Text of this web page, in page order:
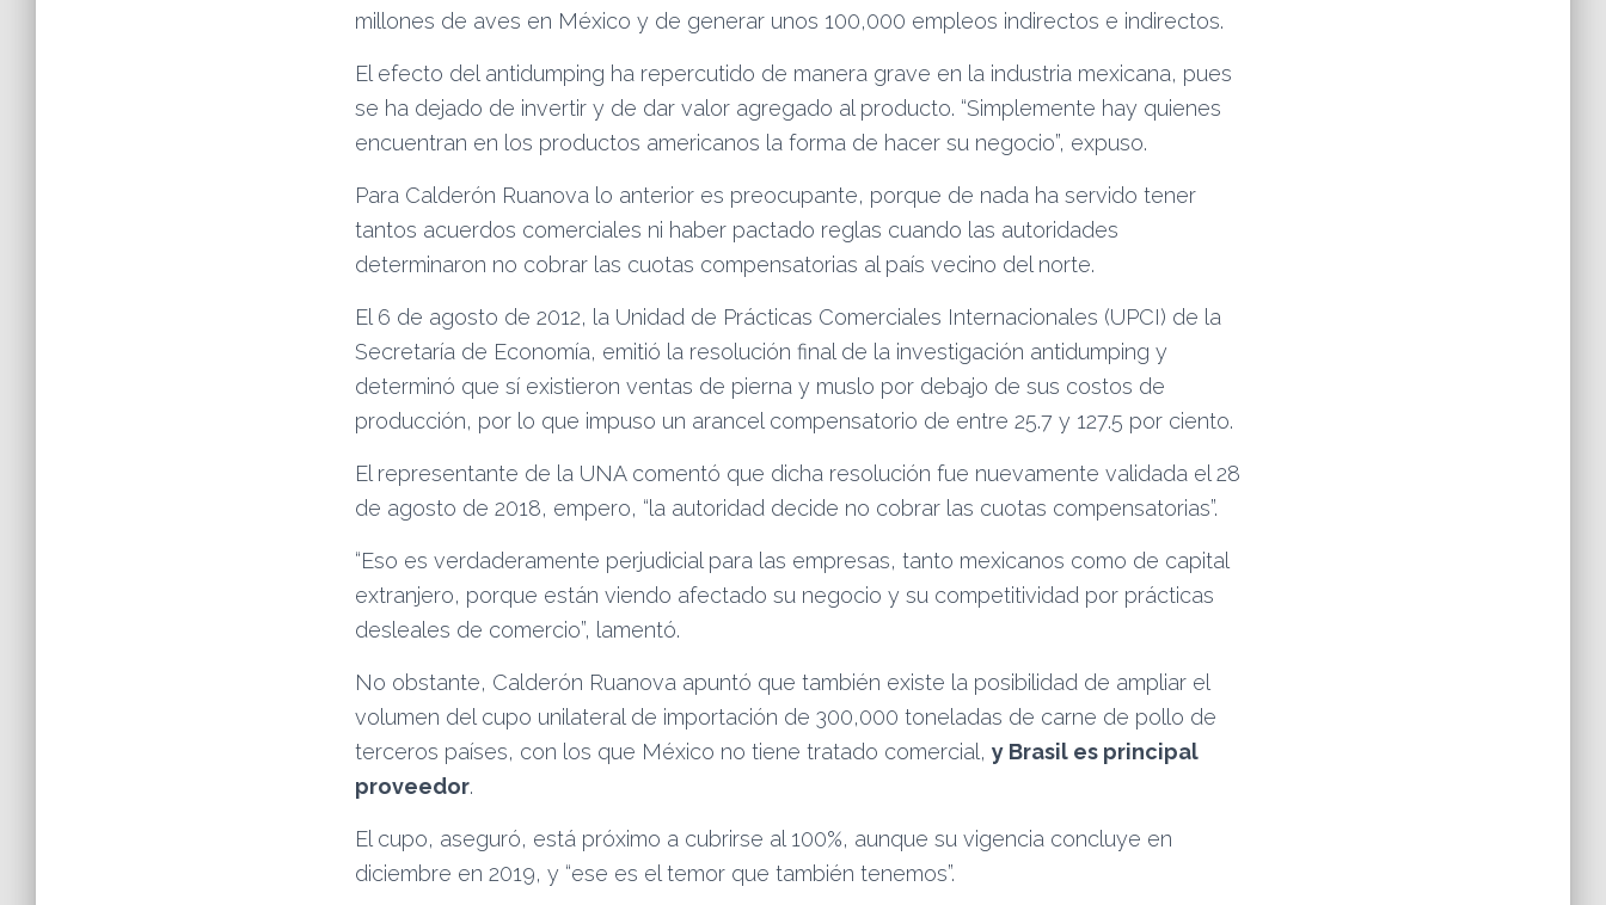
millones de aves en México y de generar unos 100,000 empleos indirectos e indirectos.
El efecto del antidumping ha repercutido de manera grave en la industria mexicana, pues
se ha dejado de invertir y de dar valor agregado al producto. “Simplemente hay quienes
encuentran en los productos americanos la forma de hacer su negocio”, expuso.
Para Calderón Ruanova lo anterior es preocupante, porque de nada ha servido tener
tantos acuerdos comerciales ni haber pactado reglas cuando las autoridades
determinaron no cobrar las cuotas compensatorias al país vecino del norte.
El 6 de agosto de 2012, la Unidad de Prácticas Comerciales Internacionales (UPCI) de la
Secretaría de Economía, emitió la resolución final de la investigación antidumping y
determinó que sí existieron ventas de pierna y muslo por debajo de sus costos de
producción, por lo que impuso un arancel compensatorio de entre 25.7 y 127.5 por ciento.
El representante de la UNA comentó que dicha resolución fue nuevamente validada el 28
de agosto de 2018, empero, “la autoridad decide no cobrar las cuotas compensatorias”.
“Eso es verdaderamente perjudicial para las empresas, tanto mexicanos como de capital
extranjero, porque están viendo afectado su negocio y su competitividad por prácticas
desleales de comercio”, lamentó.
No obstante, Calderón Ruanova apuntó que también existe la posibilidad de ampliar el
volumen del cupo unilateral de importación de 300,000 toneladas de carne de pollo de
terceros países, con los que México no tiene tratado comercial, y Brasil es principal
proveedor.
El cupo, aseguró, está próximo a cubrirse al 100%, aunque su vigencia concluye en
diciembre en 2019, y “ese es el temor que también tenemos”.